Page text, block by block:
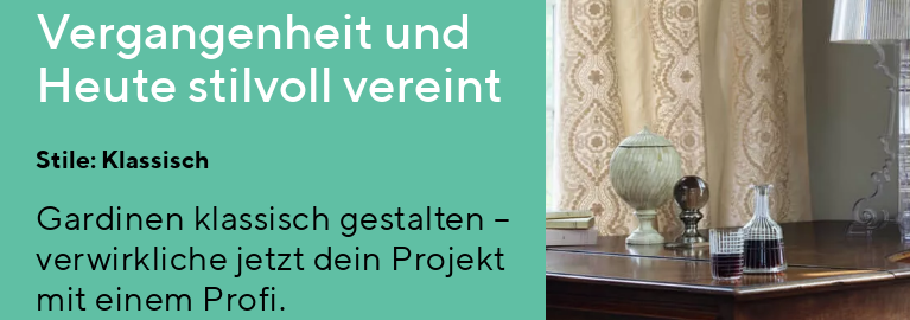
Vergangenheit und
Heute stilvoll vereint
Stile: Klassisch
Gardinen klassisch gestalten –
verwirkliche jetzt dein Projekt
mit einem Profi.